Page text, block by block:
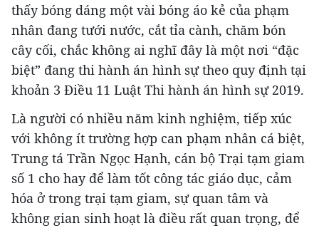
thấy bóng dáng một vài bóng áo kẻ của phạm
nhân đang tưới nước, cắt tỉa cành, chăm bón
cây cối, chắc không ai nghĩ đây là một nơi “đặc
biệt” đang thi hành án hình sự theo quy định tại
khoản 3 Điều 11 Luật Thi hành án hình sự 2019.
Là người có nhiều năm kinh nghiệm, tiếp xúc
với không ít trường hợp can phạm nhân cá biệt,
Trung tá Trần Ngọc Hạnh, cán bộ Trại tạm giam
số 1 cho hay để làm tốt công tác giáo dục, cảm
hóa ở trong trại tạm giam, sự quan tâm và
không gian sinh hoạt là điều rất quan trọng, để